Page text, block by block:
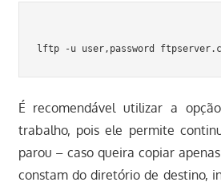
É recomendável utilizar a
trabalho, pois ele permite
parou – caso queira copiar
constam do diretório de destino,